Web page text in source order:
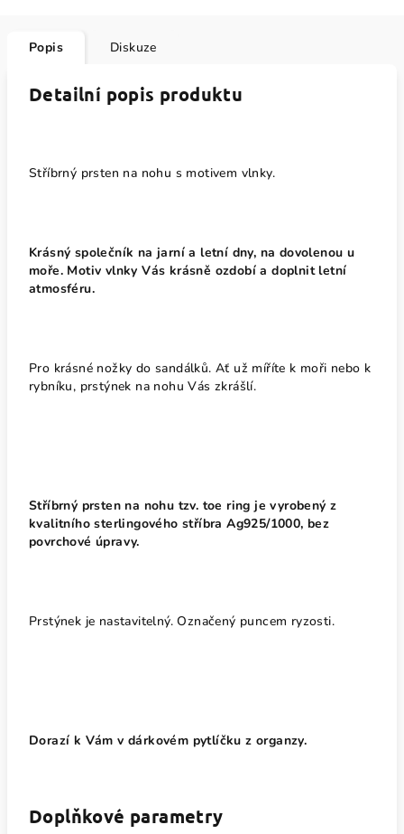
Popis Diskuze
Detailní popis produktu
Stříbrný prsten na nohu s motivem vlnky.
Krásný společník na jarní a letní dny, na dovolenou u
moře. Motiv vlnky Vás krásně ozdobí a doplnit letní
atmosféru.
Pro krásné nožky do sandálků. Ať už míříte k moři nebo k
rybníku, prstýnek na nohu Vás zkrášlí.
Stříbrný prsten na nohu tzv. toe ring je vyrobený z
kvalitního sterlingového stříbra Ag925/1000, bez
povrchové úpravy.
Prstýnek je nastavitelný. Označený puncem ryzosti.
Dorazí k Vám v dárkovém pytlíčku z organzy.
Doplňkové parametry